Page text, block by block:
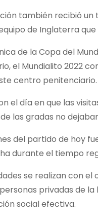
también recibió
de Inglaterra
de la Copa del
el Mundialito 2022
centro penitenciario.
el día en que las
las gradas no
del partido de hoy
durante el tiempo
se realizan con
privadas de
social efectiva.